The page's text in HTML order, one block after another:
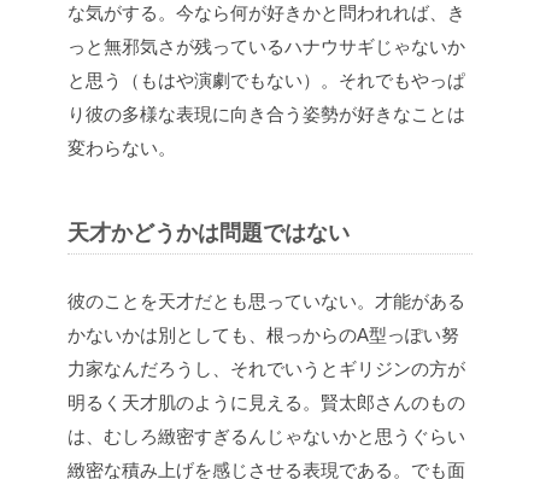
な気がする。今なら何が好きかと問われれば、き
っと無邪気さが残っているハナウサギじゃないか
と思う（もはや演劇でもない）。それでもやっぱ
り彼の多様な表現に向き合う姿勢が好きなことは
変わらない。
天才かどうかは問題ではない
彼のことを天才だとも思っていない。才能がある
かないかは別としても、根っからのA型っぽい努
力家なんだろうし、それでいうとギリジンの方が
明るく天才肌のように見える。賢太郎さんのもの
は、むしろ緻密すぎるんじゃないかと思うぐらい
緻密な積み上げを感じさせる表現である。でも面